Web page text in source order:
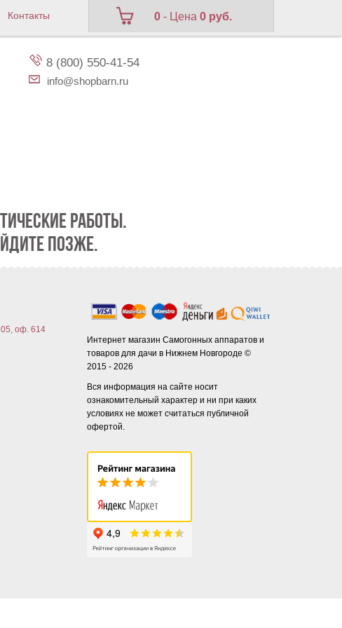
Контакты 0 - Цена0 руб.
8 (800) 550-41-54
info@shopbarn.ru
РАБОТЫ.
ПОЗЖЕ.
оф. 614
Интернет магазин Самогонных аппаратов и
товаров для дачи в Нижнем Новгороде ©
2015 - 2026
Вся информация на сайте носит
ознакомительный характер и ни при каких
условиях не может считаться публичной
офертой.